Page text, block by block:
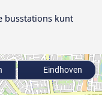
busstations kunt
Eindhoven